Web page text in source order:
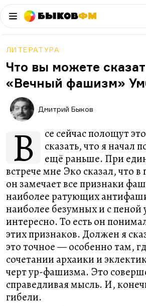
БыковФМ
ЛИТЕРАТУРА
Что вы можете
«Вечный фашизм»
Дмитрий Быков
В
се сейчас полощут
сказать, что я начал
ещё раньше. При
встрече мне Эко сказал, что
он замечает все признаки
наиболее ратующих
наиболее безумных и с пеной
интересно. То есть он
этих признаков. Должен я
это точное — особенно там,
сочетании архаики и
черт ур-фашизма. Это
справедливая мысль. И,
гибели.